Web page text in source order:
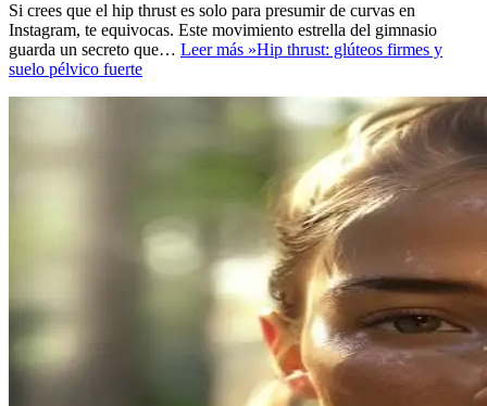
Si crees que el hip thrust es solo para presumir de curvas en
Instagram, te equivocas. Este movimiento estrella del gimnasio
guarda un secreto que… Leer más »Hip thrust: glúteos firmes y
suelo pélvico fuerte